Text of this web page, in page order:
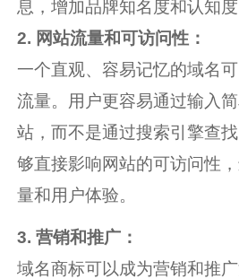
息，增加品牌知名度和认知度
2. 网站流量和可访问性：
一个直观、容易记忆的域名
流量。用户更容易通过输入
站，而不是通过搜索引擎查
够直接影响网站的可访问性
量和用户体验。
3. 营销和推广：
域名商标可以成为营销和推广